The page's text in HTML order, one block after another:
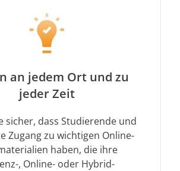
an jedem Ort und zu
jeder Zeit
sicher, dass Studierende und
Zugang zu wichtigen Online-
haben, die ihre
, Online- oder Hybrid-